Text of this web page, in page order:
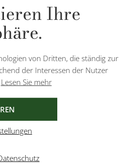
Ihre
von Dritten, die ständig zur
der Interessen der Nutzer
Lesen Sie mehr